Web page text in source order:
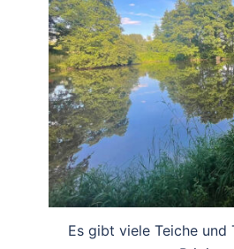
Es gibt viele Teiche